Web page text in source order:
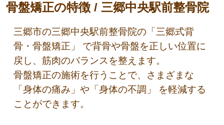
骨盤矯正の特徴 / 三郷中央駅前整骨院
三郷市の三郷中央駅前整骨院の「三郷式背
骨・骨盤矯正」 で背骨や骨盤を正しい位置に
戻し、筋肉のバランスを整えます。
骨盤矯正の施術を行うことで、さまざまな
「身体の痛み」や「身体の不調」 を軽減する
ことができます。